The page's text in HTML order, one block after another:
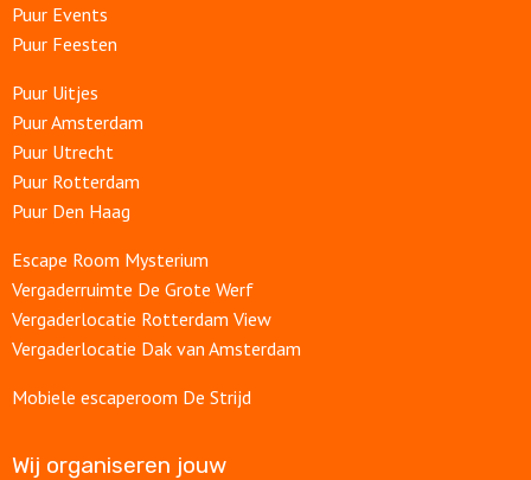
Puur Events
Puur Feesten
Puur Uitjes
Puur Amsterdam
Puur Utrecht
Puur Rotterdam
Puur Den Haag
Escape Room Mysterium
Vergaderruimte De Grote Werf
Vergaderlocatie Rotterdam View
Vergaderlocatie Dak van Amsterdam
Mobiele escaperoom De Strijd
Wij organiseren jouw